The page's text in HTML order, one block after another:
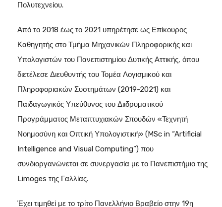
Πολυτεχνείου.
Από το 2018 έως το 2021 υπηρέτησε ως Επίκουρος
Καθηγητής στο Τμήμα Μηχανικών Πληροφορικής και
Υπολογιστών του Πανεπιστημίου Δυτικής Αττικής, όπου
διετέλεσε Διευθυντής του Τομέα Λογισμικού και
Πληροφοριακών Συστημάτων (2019-2021) και
Παιδαγωγικός Υπεύθυνος του Διιδρυματικού
Προγράμματος Μεταπτυχιακών Σπουδών «Τεχνητή
Νοημοσύνη και Οπτική Υπολογιστική» (MSc in “Artificial
Intelligence and Visual Computing”) που
συνδιοργανώνεται σε συνεργασία με το Πανεπιστήμιο της
Limoges της Γαλλίας.
Έχει τιμηθεί με το τρίτο Πανελλήνιο Βραβείο στην 19η